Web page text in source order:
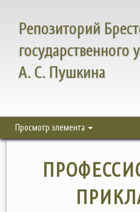
Репозиторий
государственного
А. С. Пушкина
Просмотр элемента